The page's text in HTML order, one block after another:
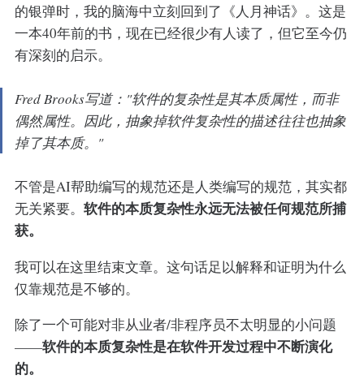
的银弹时，我的脑海中立刻回到了《人月神话》。这是
一本40年前的书，现在已经很少有人读了，但它至今仍
有深刻的启示。
Fred Brooks写道："软件的复杂性是其本质属性，而非
偶然属性。因此，抽象掉软件复杂性的描述往往也抽象
掉了其本质。"
不管是AI帮助编写的规范还是人类编写的规范，其实都
无关紧要。 软件的本质复杂性永远无法被任何规范所捕
获。
我可以在这里结束文章。这句话足以解释和证明为什么
仅靠规范是不够的。
除了一个可能对非从业者/非程序员不太明显的小问题
——软件的本质复杂性是在软件开发过程中不断演化
的。